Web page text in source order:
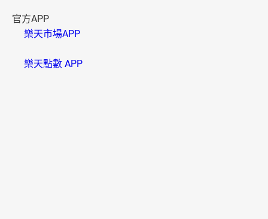
官方APP
樂天市場APP
樂天點數 APP